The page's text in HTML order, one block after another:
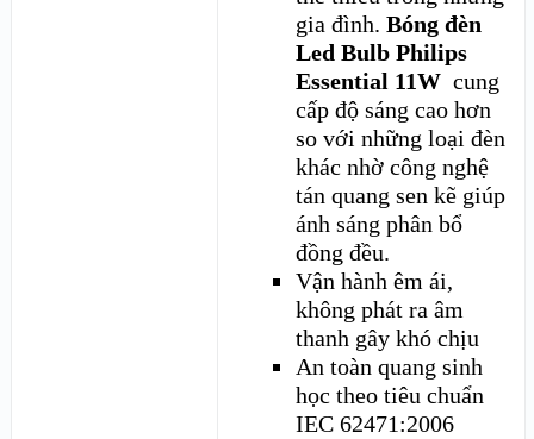
gia đình.Bóng đèn
Led Bulb Philips
Essential 11W cung
cấp độ sáng cao hơn
so với những loại đèn
khác nhờ công nghệ
tán quang sen kẽ giúp
ánh sáng phân bổ
đồng đều.
Vận hành êm ái,
không phát ra âm
thanh gây khó chịu
An toàn quang sinh
học theo tiêu chuẩn
IEC 62471:2006